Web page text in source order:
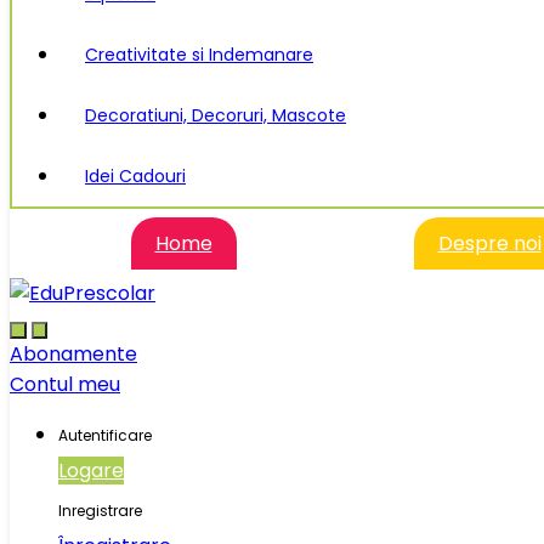
Creativitate si Indemanare
Decoratiuni, Decoruri, Mascote
Idei Cadouri
Home Despre noi
Abonamente
Contul meu
Autentificare
Logare
Inregistrare